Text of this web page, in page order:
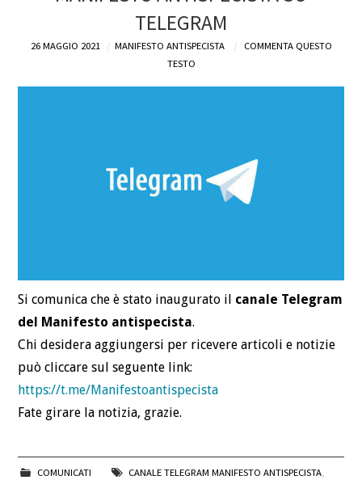
TELEGRAM
26 MAGGIO 2021 MANIFESTO ANTISPECISTA
COMMENTA QUESTO
TESTO
Si comunica che è stato inaugurato il canale Telegram
del Manifesto antispecista.
Chi desidera aggiungersi per ricevere articoli e notizie
può cliccare sul seguente link:
https://t.me/Manifestoantispecista
Fate girare la notizia, grazie.
COMUNICATI CANALE TELEGRAM MANIFESTO ANTISPECISTA,